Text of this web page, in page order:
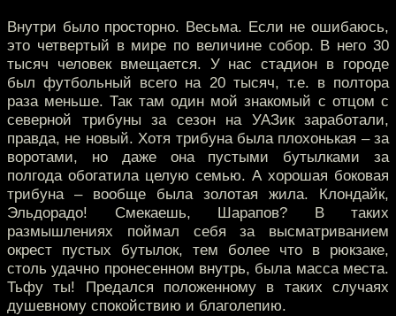
Внутри было просторно. Весьма. Если не ошибаюсь,
это четвертый в мире по величине собор. В него 30
тысяч человек вмещается. У нас стадион в городе
был футбольный всего на 20 тысяч, т.е. в полтора
раза меньше. Так там один мой знакомый с отцом с
северной трибуны за сезон на УАЗик заработали,
правда, не новый. Хотя трибуна была плохонькая – за
воротами, но даже она пустыми бутылками за
полгода обогатила целую семью. А хорошая боковая
трибуна – вообще была золотая жила. Клондайк,
Эльдорадо! Смекаешь, Шарапов? В таких
размышлениях поймал себя за высматриванием
окрест пустых бутылок, тем более что в рюкзаке,
столь удачно пронесенном внутрь, была масса места.
Тьфу ты! Предался положенному в таких случаях
душевному спокойствию и благолепию.